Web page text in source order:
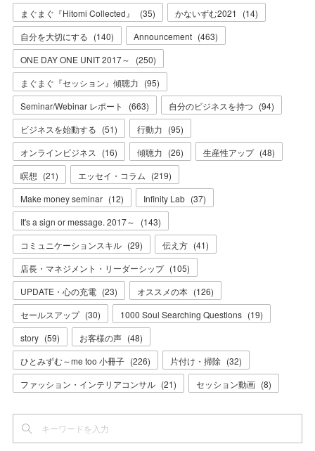
まぐまぐ『Hitomi Collected』
(35) かないずむ2021 (14)
自分を大切にする (140) Announcement (463)
ONE DAY ONE UNIT 2017～
(250)
まぐまぐ『セッション』傾聴力 (95)
Seminar/Webinar レポート
(663) 自分のビジネスを持つ (94)
ビジネスを始動する (51) 行動力 (95)
オンラインビジネス
(16) 傾聴力 (26) 生産性アップ (48)
瞑想 (21) エッセイ・コラム (219)
Make money seminar (12) Infinity Lab (37)
It's a sign or message. 2017～
(143)
コミュニケーションスキル (29) 伝え方 (41)
店長・マネジメント・リーダーシップ (105)
UPDATE・心の充電 (23) オススメの本 (126)
セールスアップ (30) 1000 Soul Searching Questions (19)
story (59) お客様の声 (48)
ひとみずむ～me too 小冊子 (226) 片付け・掃除 (32)
ファッション・インテリアコンサル (21) セッション動画 (8)